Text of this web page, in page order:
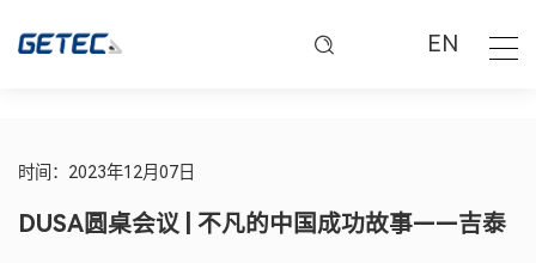
EN
时间：2023年12月07日
DUSA圆桌会议 | 不凡的中国成功故事——吉泰